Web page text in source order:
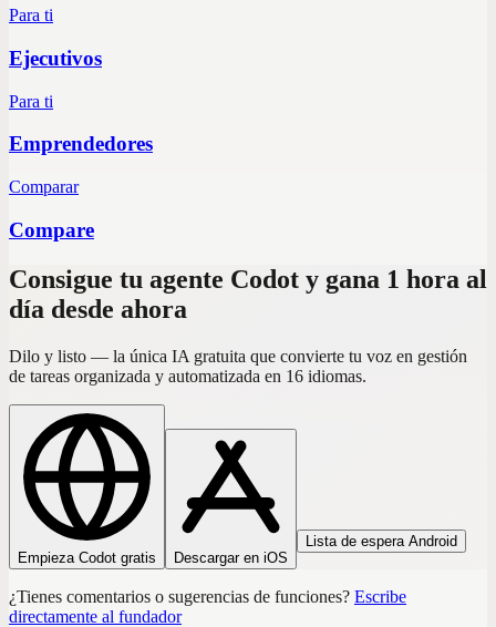
Para ti
Ejecutivos
Para ti
Emprendedores
Comparar
Compare
Consigue tu agente Codot y gana 1 hora al
día desde ahora
Dilo y listo — la única IA gratuita que convierte tu voz en gestión
de tareas organizada y automatizada en 16 idiomas.
Empieza Codot gratis Descargar en iOS
Lista de espera Android
¿Tienes comentarios o sugerencias de funciones? Escribe
directamente al fundador